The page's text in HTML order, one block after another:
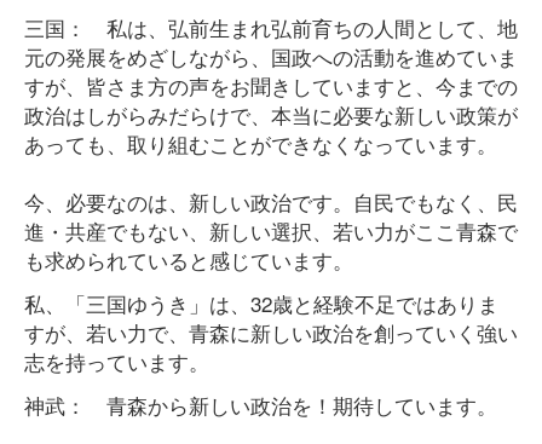
三国： 私は、弘前生まれ弘前育ちの人間として、地
元の発展をめざしながら、国政への活動を進めていま
すが、皆さま方の声をお聞きしていますと、今までの
政治はしがらみだらけで、本当に必要な新しい政策が
あっても、取り組むことができなくなっています。
今、必要なのは、新しい政治です。自民でもなく、民
進・共産でもない、新しい選択、若い力がここ青森で
も求められていると感じています。
私、「三国ゆうき」は、32歳と経験不足ではありま
すが、若い力で、青森に新しい政治を創っていく強い
志を持っています。
神武： 青森から新しい政治を！期待しています。